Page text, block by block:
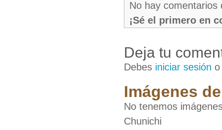
No hay comentarios
¡Sé el primero en
Deja tu
Debes iniciar sesión
Imágenes
No tenemos
Chunichi